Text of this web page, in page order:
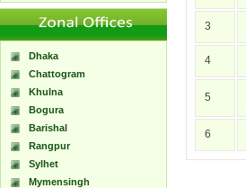
Dhaka
Chattogram
Khulna
Bogura
Barishal
Rangpur
Sylhet
Mymensingh
3
4
5
6